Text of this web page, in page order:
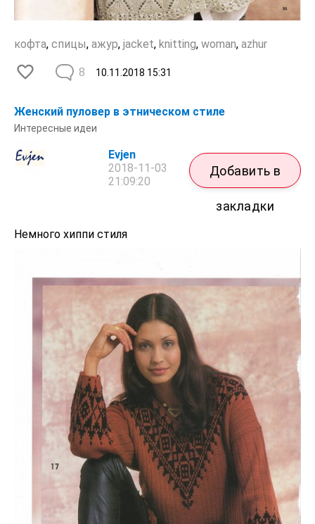
кофта, спицы, ажур, jacket, knitting, woman, azhur
10.11.2018 15:31
8
Женский пуловер в этническом стиле
Интересные идеи
Evjen
2018-11-03
21:09:20
Добавить в
закладки
Немного хиппи стиля